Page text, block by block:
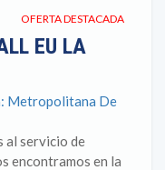
OFERTA DESTACADA
EU LA
Metropolitana De
al servicio de
encontramos en la